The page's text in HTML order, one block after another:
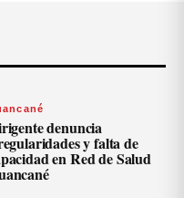
denuncia
y falta de
en Red de Salud